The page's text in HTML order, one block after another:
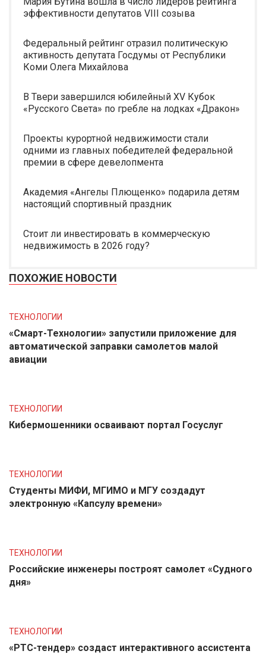
эффективности депутатов VIII созыва
Федеральный рейтинг отразил политическую
активность депутата Госдумы от Республики
Коми Олега Михайлова
В Твери завершился юбилейный XV Кубок
«Русского Света» по гребле на лодках «Дракон»
Проекты курортной недвижимости стали
одними из главных победителей федеральной
премии в сфере девелопмента
Академия «Ангелы Плющенко» подарила детям
настоящий спортивный праздник
Стоит ли инвестировать в коммерческую
недвижимость в 2026 году?
ПОХОЖИЕ НОВОСТИ
ТЕХНОЛОГИИ
«Смарт-Технологии» запустили приложение для
автоматической заправки самолетов малой
авиации
ТЕХНОЛОГИИ
Кибермошенники осваивают портал Госуслуг
ТЕХНОЛОГИИ
Студенты МИФИ, МГИМО и МГУ создадут
электронную «Капсулу времени»
ТЕХНОЛОГИИ
Российские инженеры построят самолет «Судного
дня»
ТЕХНОЛОГИИ
«РТС-тендер» создаст интерактивного ассистента